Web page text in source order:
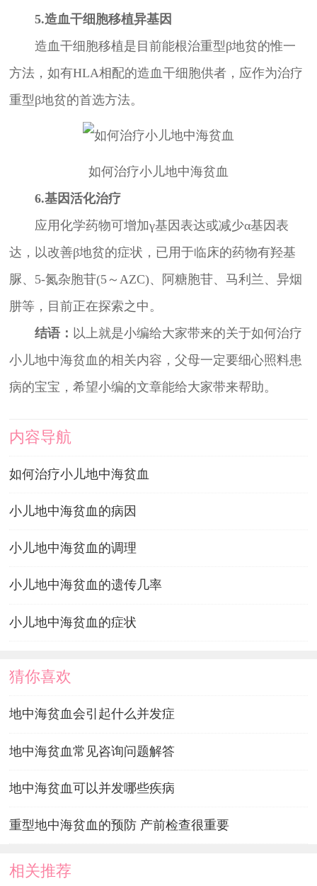
5.造血干细胞移植异基因
造血干细胞移植是目前能根治重型β地贫的惟一
方法，如有HLA相配的造血干细胞供者，应作为治疗
重型β地贫的首选方法。
如何治疗小儿地中海贫血
6.基因活化治疗
应用化学药物可增加γ基因表达或减少α基因表
达，以改善β地贫的症状，已用于临床的药物有羟基
脲、5-氮杂胞苷(5～AZC)、阿糖胞苷、马利兰、异烟
肼等，目前正在探索之中。
结语： 以上就是小编给大家带来的关于如何治疗
小儿地中海贫血的相关内容，父母一定要细心照料患
病的宝宝，希望小编的文章能给大家带来帮助。
内容导航
如何治疗小儿地中海贫血
小儿地中海贫血的病因
小儿地中海贫血的调理
小儿地中海贫血的遗传几率
小儿地中海贫血的症状
猜你喜欢
地中海贫血会引起什么并发症
地中海贫血常见咨询问题解答
地中海贫血可以并发哪些疾病
重型地中海贫血的预防 产前检查很重要
相关推荐